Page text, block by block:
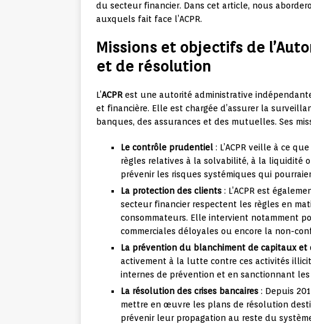
du secteur financier. Dans cet article, nous
auxquels fait face l’ACPR.
Missions et objectifs de
et de résolution
L’ACPR est une autorité administrative
et financière. Elle est chargée d’assurer la
banques, des assurances et des mutuelles. Ses
Le contrôle prudentiel : L’ACPR veille à ce
règles relatives à la solvabilité, à la liquidité
prévenir les risques systémiques qui
La protection des clients : L’ACPR est
secteur financier respectent les règles en
consommateurs. Elle intervient notamment
commerciales déloyales ou encore la non-
La prévention du blanchiment de capitaux
activement à la lutte contre ces activités
internes de prévention et en sanctionnant
La résolution des crises bancaires : Depuis
mettre en œuvre les plans de résolution
prévenir leur propagation au reste du